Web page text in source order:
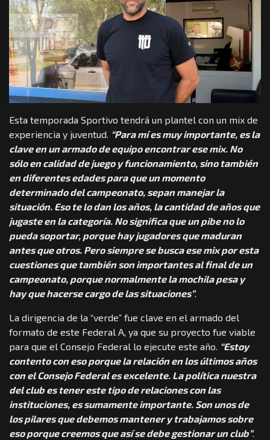
Esta temporada Sportivo tendrá un plantel con un mix de
experiencia y juventud. “Para mí es muy importante, es la
clave en un armado de equipo encontrar ese mix. No
sólo en calidad de juego y funcionamiento, sino también
en diferentes edades para que un momento
determinado del campeonato, sepan manejar la
situación. Eso te lo dan los años, la cantidad de años que
jugaste en la categoría. No significa que un pibe no lo
pueda soportar, porque hay jugadores que maduran
antes que otros. Pero siempre se busca ese mix por esta
cuestiones que también son importantes al final de un
campeonato, porque normalmente la mochila pesa y
hay que hacerse cargo de las situaciones”.
La dirigencia de la “verde” fue clave en el armado del
formato de este Federal A, ya que su proyecto fue viable
para que el Consejo Federal lo ejecute este año. “Estoy
contento con eso porque la relación en los últimos años
con el Consejo Federal es excelente. La política nuestra
del club es tener este tipo de relaciones con las
instituciones, es sumamente importante. Son unos de
los pilares que debemos mantener y trabajamos sobre
eso porque creemos que así se debe gestionar un club”.